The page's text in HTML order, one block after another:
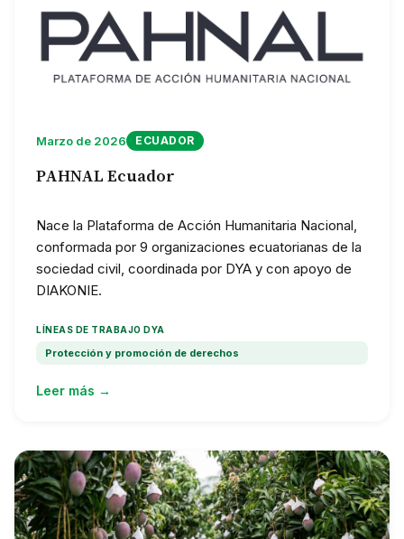
Marzo de 2026 ECUADOR
PAHNAL Ecuador
Nace la Plataforma de Acción Humanitaria Nacional,
conformada por 9 organizaciones ecuatorianas de la
sociedad civil, coordinada por DYA y con apoyo de
DIAKONIE.
LÍNEAS DE TRABAJO DYA
Protección y promoción de derechos
Leer más →